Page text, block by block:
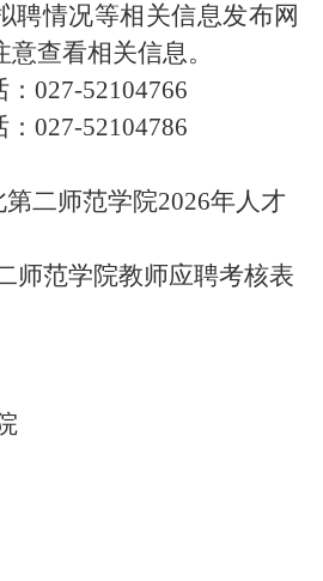
聘情况等相关信息发布网
查看相关信息。
027-52104766
027-52104786
第二师范学院2026年人才
师范学院教师应聘考核表